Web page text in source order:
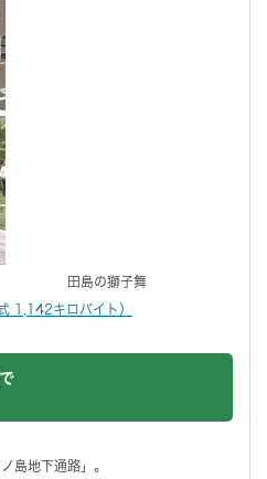
子 田島の獅子舞
1,142キロバイト）
島地下通路」。